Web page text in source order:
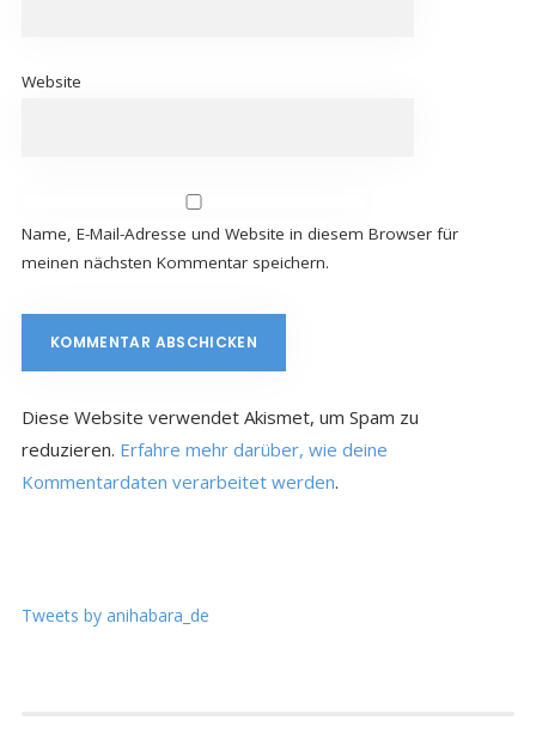
Website
Name, E-Mail-Adresse und Website in diesem Browser für
meinen nächsten Kommentar speichern.
Diese Website verwendet Akismet, um Spam zu
reduzieren. Erfahre mehr darüber, wie deine
Kommentardaten verarbeitet werden.
Tweets by anihabara_de